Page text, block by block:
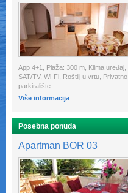
App 4+1, Plaža: 300 m, Klima uređaj,
SAT/TV, Wi-Fi, Roštilj u vrtu, Privatno
parkiralište
Više informacija
Posebna ponuda
Apartman BOR 03